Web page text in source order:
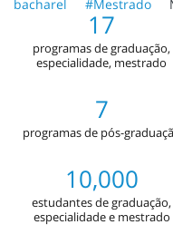
bacharel
#Mestrado
17
programas de graduação,
especialidade, mestrado
7
programas de pós-
10,000
estudantes de graduação,
especialidade e mestrado